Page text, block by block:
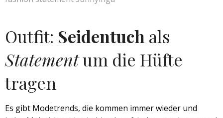
Outfit: Seidentuch als
Statementum die Hüfte
tragen
Es gibt Modetrends, die kommen immer wieder und